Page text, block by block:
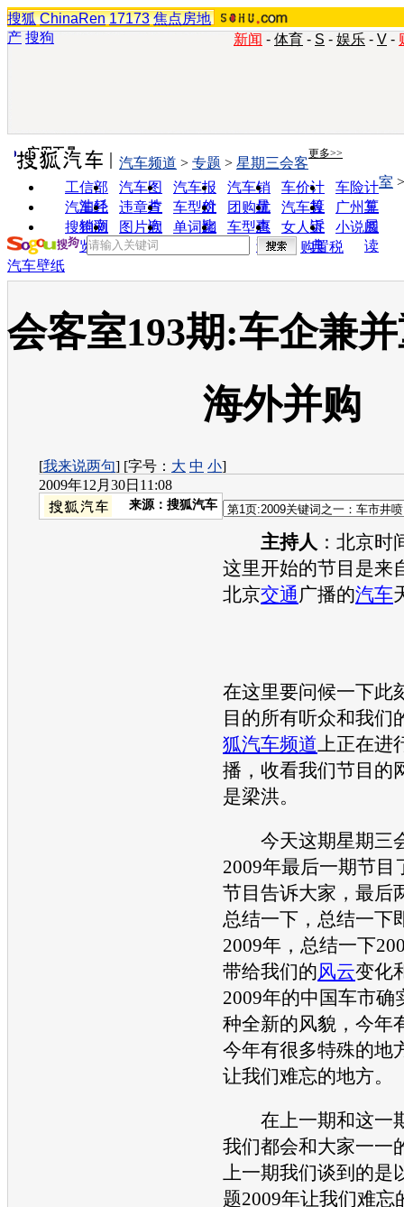
搜狐 ChinaRen 17173 焦点房地
产 搜狗 新闻 - 体育 - S - 娱乐 - V -
实用工具 更多>>
工信部
油耗
汽车图
片
汽车报
价
汽车销
量
车价计
算
车险计
算
汽车经
销商
违章查
询
车型对
比
团购优
惠
汽车投
诉
广州车
展
搜狗浏
览器
图片欣
赏
单词翻
车型查
询
女人宝
典
小说阅
读
汽车频道 > 专题 > 星期三会客
室
购置税
汽车壁纸
会客室193期:车企兼
海外并购
[我来说两句] [字号： 大 中 小]
2009年12月30日11:08
来源： 搜狐汽车
主持人 ：北京时
这里开始的节目是来
北京交通广播的汽车
在这里要问候一下此
目的所有听众和我们
狐汽车频道上正在进
播，收看我们节目的
是梁洪。
今天这期星期三
2009年最后一期节目
节目告诉大家，最后
总结一下，总结一下
2009年，总结一下
带给我们的风云变化
2009年的中国车市确
种全新的风貌，今年
今年有很多特殊的地
让我们难忘的地方。
在上一期和这一
我们都会和大家一一
上一期我们谈到的是
题2009年让我们难忘